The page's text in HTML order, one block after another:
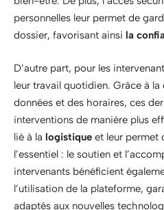
personnelles leur permet de
dossier, favorisant ainsi la
D’autre part, pour les
leur travail quotidien. Grâce à
données et des horaires, ces
interventions de manière plus
lié à la logistique et leur permet
l’essentiel : le soutien et
intervenants bénéficient
l’utilisation de la plateforme,
adaptés aux nouvelles